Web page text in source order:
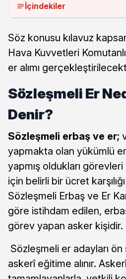
İçindekiler
Söz konusu kılavuz
Hava Kuvvetleri
er alımı
Sözleşmeli Er
Denir?
Sözleşmeli erbaş ve er;
yapmakta olan yükümlü
yapmış oldukları
için belirli bir ücret karşılığı
Sözleşmeli Erbaş ve Er
göre istihdam edilen,
görev yapan asker kişidir.
Sözleşmeli er adayları
askerî eğitime alınır.